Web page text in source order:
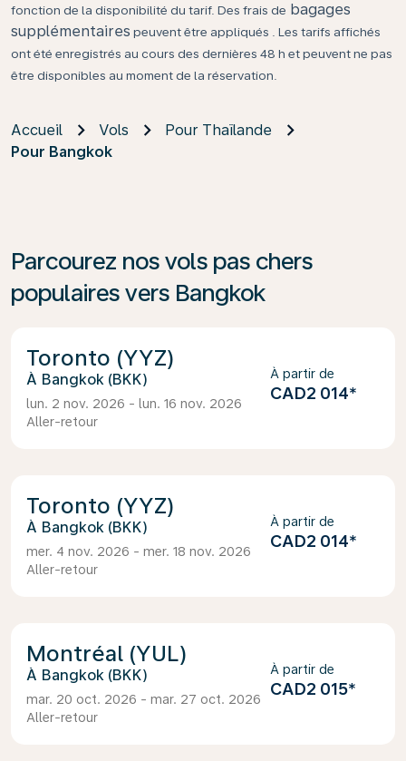
fonction de la disponibilité du tarif. Des frais de bagages
supplémentaires peuvent être appliqués . Les tarifs affichés
ont été enregistrés au cours des dernières 48 h et peuvent ne pas
être disponibles au moment de la réservation.
Accueil Vols
Pour Thaïlande
Pour Bangkok
Parcourez nos vols pas chers
populaires vers Bangkok
Toronto (YYZ)
Bangkok (BKK)
lun. 2 nov. 2026 - lun. 16 nov. 2026
Aller-retour
À partir de
CAD2 014*
Toronto (YYZ)
Bangkok (BKK)
mer. 4 nov. 2026 - mer. 18 nov. 2026
Aller-retour
À partir de
CAD2 014*
Montréal (YUL)
Bangkok (BKK)
mar. 20 oct. 2026 - mar. 27 oct. 2026
Aller-retour
À partir de
CAD2 015*